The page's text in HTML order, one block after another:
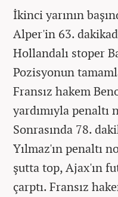
İkinci yarının
Alper'in 63.
Hollandalı stoper
Pozisyonun
Fransız hakem
yardımıyla penaltı
Sonrasında 78.
Yılmaz'ın penaltı
şutta top, Ajax'ın
çarptı. Fransız